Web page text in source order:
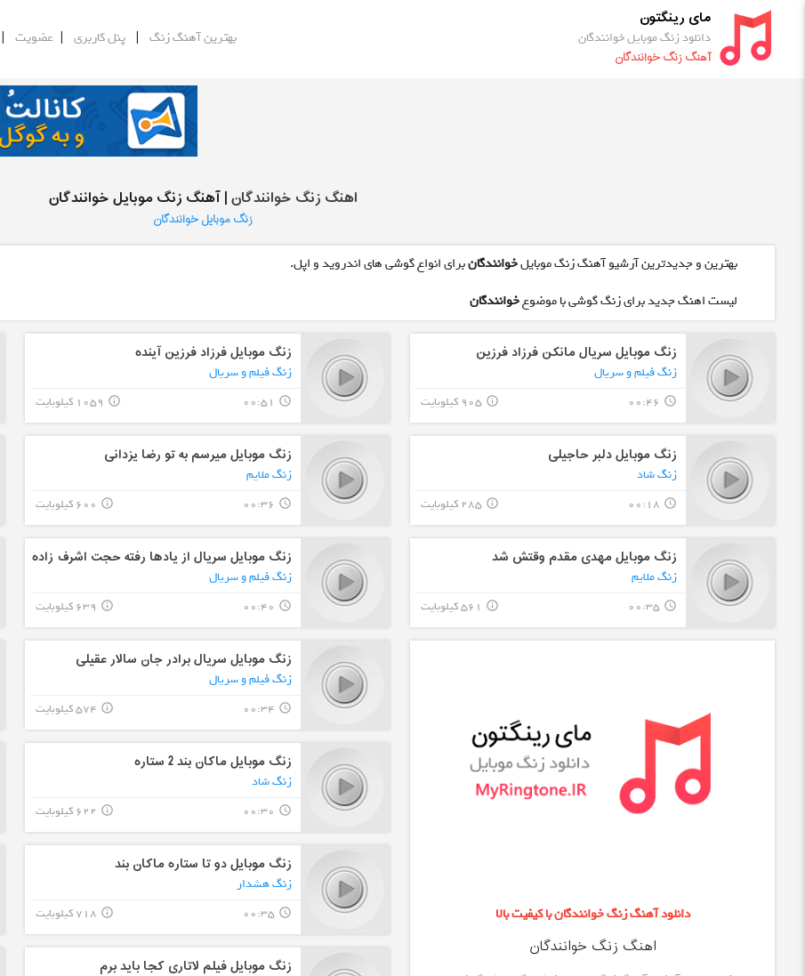
مای رینگتون
دانلود زنگ موبایل خوانندگان
آهنگ زنگ خوانندگان
بهترین آهنگ زنگ |پنل کاربری | عضویت |
اهنگ زنگ خوانندگان| آهنگ زنگ موبایل خوانندگان
زنگ موبایل خوانندگان
بهترین و جدیدترین آرشیو آهنگ زنگ موبایلخوانندگانبرای انواع گوشی های اندروید و اپل.
لیست اهنگ جدید برای زنگ گوشی با موضوعخوانندگان
زنگ موبایل سریال مانکن فرزاد فرزین
زنگ فیلم و سریال
query_builder
00:46 905 کیلوبایتinfo_outline
زنگ موبایل فرزاد فرزین آینده
زنگ فیلم و سریال
query_builder
00:51 1059 کیلوبایت info_outline
زنگ موبایل دلبر حاجیلی
زنگ شاد
query_builder
00:18 285 کیلوبایتinfo_outline
زنگ موبایل میرسم به تو رضا یزدانی
زنگ ملایم
query_builder
00:36 600 کیلوبایت info_outline
زنگ موبایل مهدی مقدم وقتش شد
زنگ ملایم
query_builder
00:35 561 کیلوبایت info_outline
زنگ موبایل سریال از یادها رفته حجت اشرف زاده
زنگ فیلم و سریال
query_builder
00:40 639 کیلوبایت info_outline
دانلود آهنگ زنگ خوانندگان با کیفیت بالا
اهنگ زنگ خوانندگان
زنگ موبایل سریال برادر جان سالار عقیلی
زنگ فیلم و سریال
query_builder
00:34 574 کیلوبایت info_outline
زنگ موبایل ماکان بند 2 ستاره
زنگ شاد
query_builder
00:30 622 کیلوبایت info_outline
زنگ موبایل دو تا ستاره ماکان بند
زنگ هشدار
query_builder
00:35 718 کیلوبایت info_outline
زنگ موبایل فیلم لاتاری کجا باید برم